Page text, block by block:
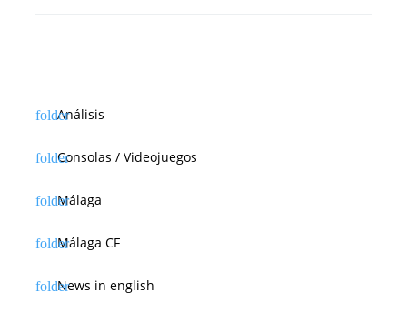
Análisis
Consolas / Videojuegos
Málaga
Málaga CF
News in english